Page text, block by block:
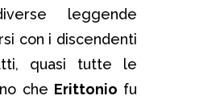
leggende
con i discendenti
quasi tutte le
che Erittonio fu